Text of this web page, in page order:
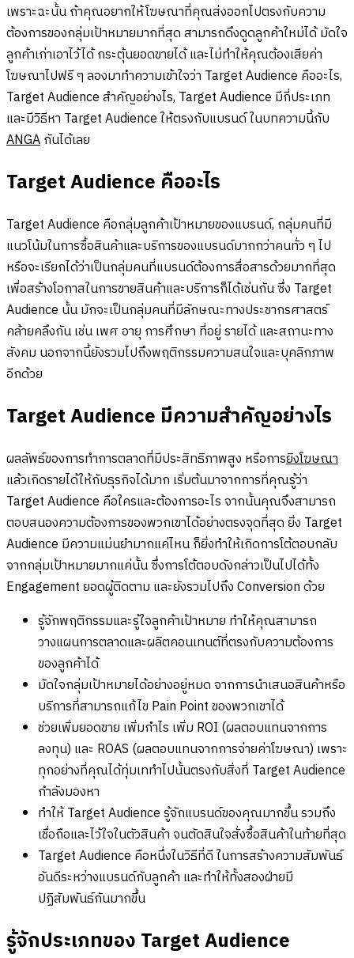
เพราะฉะนั้น ถ้าคุณอยากให้โฆษณาที่คุณส่งออกไปตรงกับความ
ต้องการของกลุ่มเป้าหมายมากที่สุด สามารถดึงดูดลูกค้าใหม่ได้ มัดใจ
ลูกค้าเก่าเอาไว้ได้ กระตุ้นยอดขายได้ และไม่ทำให้คุณต้องเสียค่า
โฆษณาไปฟรี ๆ ลองมาทำความเข้าใจว่า Target Audience คืออะไร,
Target Audience สำคัญอย่างไร, Target Audience มีกี่ประเภท
และมีวิธีหา Target Audience ให้ตรงกับแบรนด์ ในบทความนี้กับ
ANGAกันได้เลย
Target Audience คืออะไร
Target Audience คือกลุ่มลูกค้าเป้าหมายของแบรนด์, กลุ่มคนที่มี
แนวโน้มในการซื้อสินค้าและบริการของแบรนด์มากกว่าคนทั่ว ๆ ไป
หรือจะเรียกได้ว่าเป็นกลุ่มคนที่แบรนด์ต้องการสื่อสารด้วยมากที่สุด
เพื่อสร้างโอกาสในการขายสินค้าและบริการก็ได้เช่นกัน ซึ่ง Target
Audience นั้น มักจะเป็นกลุ่มคนที่มีลักษณะทางประชากรศาสตร์
คล้ายคลึงกัน เช่น เพศ อายุ การศึกษา ที่อยู่ รายได้ และสถานะทาง
สังคม นอกจากนี้ยังรวมไปถึงพฤติกรรมความสนใจและบุคลิกภาพ
อีกด้วย
Target Audience มีความสำคัญอย่างไร
ผลลัพธ์ของการทำการตลาดที่มีประสิทธิภาพสูง หรือการยิงโฆษณา
แล้วเกิดรายได้ให้กับธุรกิจได้มาก เริ่มต้นมาจากการที่คุณรู้ว่า
Target Audience คือใครและต้องการอะไร จากนั้นคุณจึงสามารถ
ตอบสนองความต้องการของพวกเขาได้อย่างตรงจุดที่สุด ยิ่ง Target
Audience มีความแม่นยำมากแค่ไหน ก็ยิ่งทำให้เกิดการโต้ตอบกลับ
จากกลุ่มเป้าหมายมากแค่นั้น ซึ่งการโต้ตอบดังกล่าวเป็นไปได้ทั้ง
Engagement ยอดผู้ติดตาม และยังรวมไปถึง Conversion ด้วย
รู้จักพฤติกรรมและรู้ใจลูกค้าเป้าหมาย ทำให้คุณสามารถ
วางแผนการตลาดและผลิตคอนเทนต์ที่ตรงกับความต้องการ
ของลูกค้าได้
มัดใจกลุ่มเป้าหมายได้อย่างอยู่หมด จากการนำเสนอสินค้าหรือ
บริการที่สามารถแก้ไข Pain Point ของพวกเขาได้
ช่วยเพิ่มยอดขาย เพิ่มกำไร เพิ่ม ROI (ผลตอบแทนจากการ
ลงทุน) และ ROAS (ผลตอบแทนจากการจ่ายค่าโฆษณา) เพราะ
ทุกอย่างที่คุณได้ทุ่มเททำไปนั้นตรงกับสิ่งที่ Target Audience
กำลังมองหา
ทำให้ Target Audience รู้จักแบรนด์ของคุณมากขึ้น รวมถึง
เชื่อถือและไว้ใจในตัวสินค้า จนตัดสินใจสั่งซื้อสินค้าในท้ายที่สุด
Target Audience คือหนึ่งในวิธีที่ดี ในการสร้างความสัมพันธ์
อันดีระหว่างแบรนด์กับลูกค้า และทำให้ทั้งสองฝ่ายมี
ปฏิสัมพันธ์กันมากขึ้น
รู้จักประเภทของ Target Audience